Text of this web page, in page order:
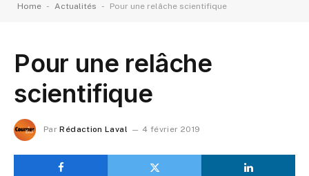
Home - Actualités - Pour une relâche scientifique
Pour une relâche
scientifique
Par Rédaction Laval 4 février 2019